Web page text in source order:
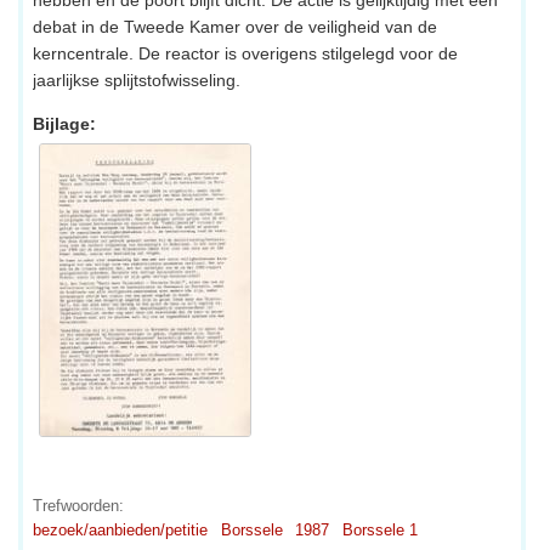
debat in de Tweede Kamer over de veiligheid van de
kerncentrale. De reactor is overigens stilgelegd voor de
jaarlijkse splijtstofwisseling.
Bijlage:
Trefwoorden:
bezoek/aanbieden/petitie
Borssele 1987 Borssele 1